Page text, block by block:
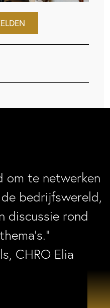
om te netwerken
bedrijfswereld,
discussie rond
CHRO Elia